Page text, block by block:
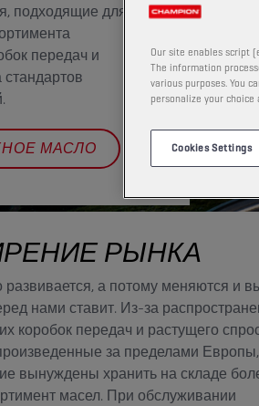
подходящие для
передач и
МАСЛО
РЫНКА
а потому меняются и
нами ставит. Из-за
коробок передач и растущего
за пределами Европы,
вынуждены хранить на складе
масел. При обслуживании
Our site enables script
The information
various purposes. You
personalize your
Cookies Settings